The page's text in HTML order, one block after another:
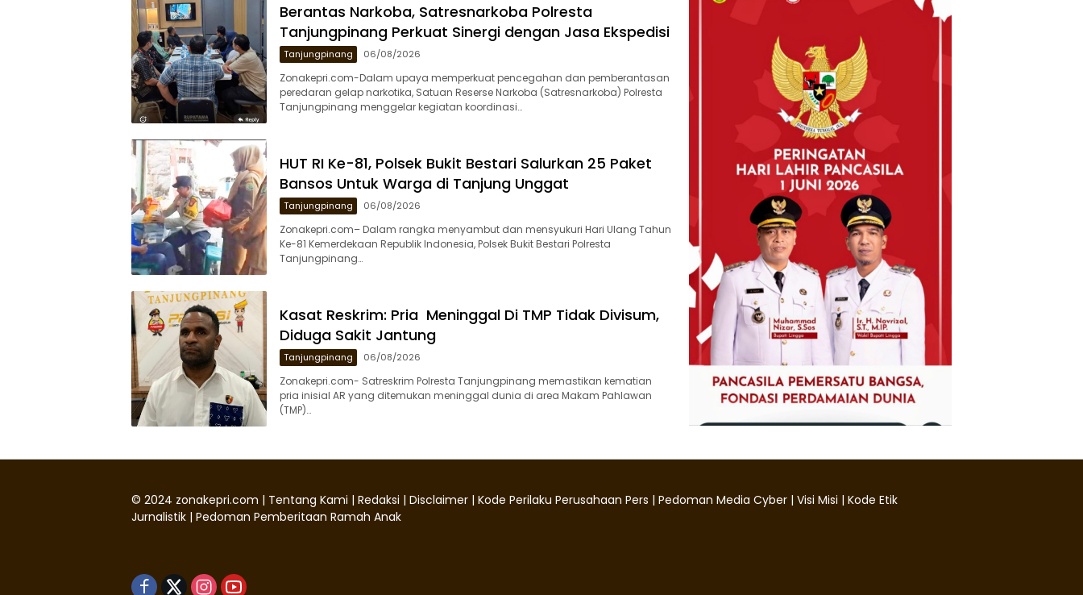
Berantas Narkoba, Satresnarkoba Polresta
Tanjungpinang Perkuat Sinergi dengan Jasa Ekspedisi
Tanjungpinang 06/08/2026
Zonakepri.com-Dalam upaya memperkuat pencegahan dan pemberantasan
peredaran gelap narkotika, Satuan Reserse Narkoba (Satresnarkoba) Polresta
Tanjungpinang menggelar kegiatan koordinasi…
HUT RI Ke-81, Polsek Bukit Bestari Salurkan 25 Paket
Bansos Untuk Warga di Tanjung Unggat
Tanjungpinang 06/08/2026
Zonakepri.com– Dalam rangka menyambut dan mensyukuri Hari Ulang Tahun
Ke-81 Kemerdekaan Republik Indonesia, Polsek Bukit Bestari Polresta
Tanjungpinang…
Kasat Reskrim: Pria Meninggal Di TMP Tidak Divisum,
Diduga Sakit Jantung
Tanjungpinang 06/08/2026
Zonakepri.com- Satreskrim Polresta Tanjungpinang memastikan kematian
pria inisial AR yang ditemukan meninggal dunia di area Makam Pahlawan
(TMP)…
© 2024 zonakepri.com | Tentang Kami | Redaksi | Disclaimer | Kode Perilaku Perusahaan Pers | Pedoman Media Cyber | Visi Misi | Kode Etik
Jurnalistik | Pedoman Pemberitaan Ramah Anak